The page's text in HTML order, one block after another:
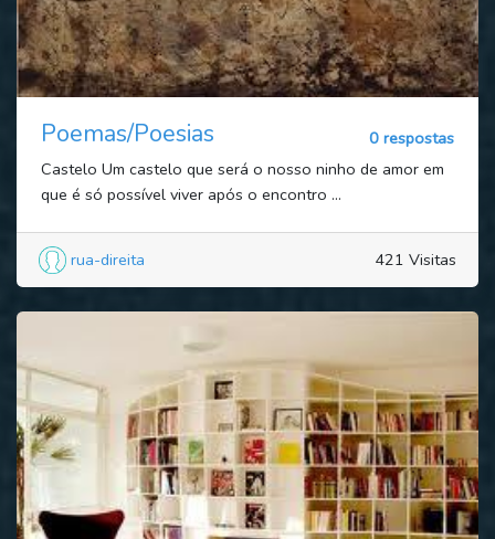
Poemas/Poesias
0 respostas
Castelo Um castelo que será o nosso ninho de amor em
que é só possível viver após o encontro ...
rua-direita 421 Visitas